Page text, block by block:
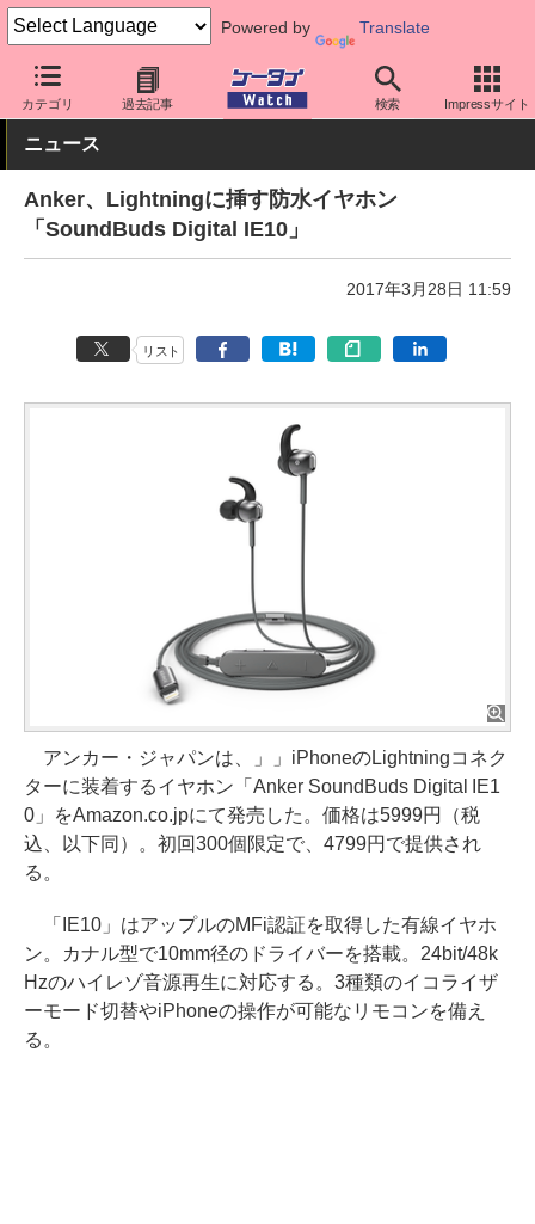
Powered by Translate
カテゴリ 過去記事 検索 Impressサイト
ケータイ Watch 周辺機器/アクセサリー iPhone
ニュース
Anker、Lightningに挿す防水イヤホン
「SoundBuds Digital IE10」
2017年3月28日 11:59
リスト
アンカー・ジャパンは、」」iPhoneのLightningコネク
ターに装着するイヤホン「Anker SoundBuds Digital IE1
0」をAmazon.co.jpにて発売した。価格は5999円（税
込、以下同）。初回300個限定で、4799円で提供され
る。
「IE10」はアップルのMFi認証を取得した有線イヤホ
ン。カナル型で10mm径のドライバーを搭載。24bit/48k
Hzのハイレゾ音源再生に対応する。3種類のイコライザ
ーモード切替やiPhoneの操作が可能なリモコンを備え
る。